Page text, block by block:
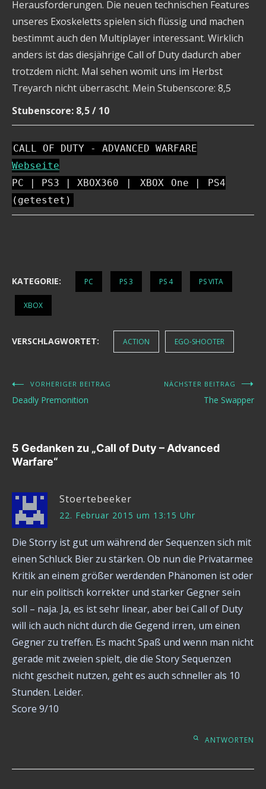
Herausforderungen. Die neuen technischen Features
unseres Exoskeletts spielen sich flüssig und machen
bestimmt auch den Multiplayer interessant. Wirklich
anders ist das diesjährige Call of Duty dadurch aber
trotzdem nicht. Mal sehen womit uns im Herbst
Treyarch nicht überrascht. Mein Stubenscore: 8,5
Stubenscore: 8,5 / 10
CALL OF DUTY - ADVANCED WARFARE
Webseite
PC | PS3 | XBOX360
| XBOX One |
PS4
(getestet)
KATEGORIE: PC PS 3 PS 4 PS VITA
XBOX
VERSCHLAGWORTET: ACTION EGO-SHOOTER
Beitragsnavigation
VORHERIGER BEITRAG
Deadly Premonition
NÄCHSTER BEITRAG
The Swapper
5 Gedanken zu „Call of Duty – Advanced
Warfare“
Stoertebeeker
22. Februar 2015 um 13:15 Uhr
Die Storry ist gut um während der Sequenzen sich mit
einen Schluck Bier zu stärken. Ob nun die Privatarmee
Kritik an einem größer werdenden Phänomen ist oder
nur ein politisch korrekter und starker Gegner sein
soll – naja. Ja, es ist sehr linear, aber bei Call of Duty
will ich auch nicht durch die Gegend irren, um einen
Gegner zu treffen. Es macht Spaß und wenn man nicht
gerade mit zweien spielt, die die Story Sequenzen
nicht gescheit nutzen, geht es auch schneller als 10
Stunden. Leider.
Score 9/10
ANTWORTEN